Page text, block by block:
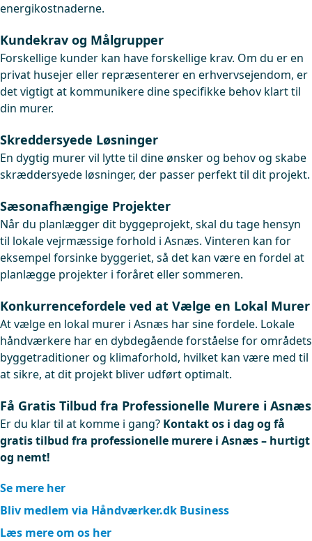
energikostnaderne.
Kundekrav og Målgrupper
Forskellige kunder kan have forskellige krav. Om du er en
privat husejer eller repræsenterer en erhvervsejendom, er
det vigtigt at kommunikere dine specifikke behov klart til
din murer.
Skreddersyede Løsninger
En dygtig murer vil lytte til dine ønsker og behov og skabe
skræddersyede løsninger, der passer perfekt til dit projekt.
Sæsonafhængige Projekter
Når du planlægger dit byggeprojekt, skal du tage hensyn
til lokale vejrmæssige forhold i Asnæs. Vinteren kan for
eksempel forsinke byggeriet, så det kan være en fordel at
planlægge projekter i foråret eller sommeren.
Konkurrencefordele ved at Vælge en Lokal Murer
At vælge en lokal murer i Asnæs har sine fordele. Lokale
håndværkere har en dybdegående forståelse for områdets
byggetraditioner og klimaforhold, hvilket kan være med til
at sikre, at dit projekt bliver udført optimalt.
Få Gratis Tilbud fra Professionelle Murere i Asnæs
Er du klar til at komme i gang? Kontakt os i dag og få
gratis tilbud fra professionelle murere i Asnæs – hurtigt
og nemt!
Se mere her
Bliv medlem via Håndværker.dk Business
Læs mere om os her